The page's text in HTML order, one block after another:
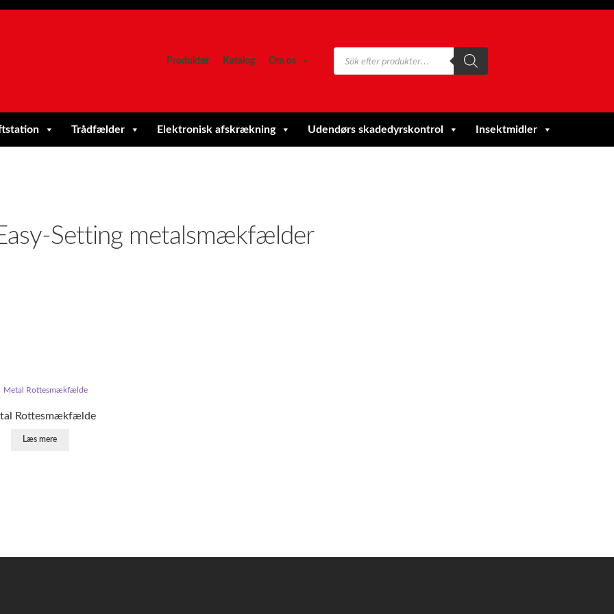
Produkter Katalog Om os
Products
search
Trådfælder Elektronisk afskrækning Udendørs skadedyrskontrol Insektmidler
Setting metalsmækfælder
Rottesmækfælde
Læs mere